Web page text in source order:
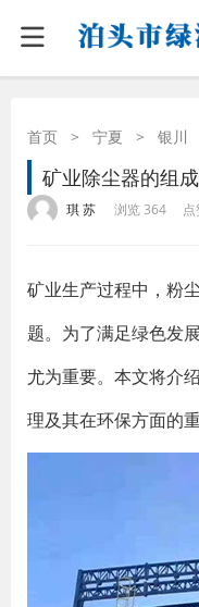
首页 > 宁夏 > 银川
矿业除尘器的组
琪 苏 浏览 364
矿业生产过程中，粉
题。为了满足绿色发
尤为重要。本文将介
理及其在环保方面的重